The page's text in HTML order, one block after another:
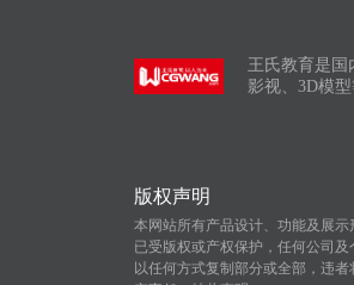
王氏教育是国
影视、3D模
版权声明
本网站所有产品设计、功能及展示
已受版权或产权保护，任何公司及
以任何方式复制部分或全部，违者